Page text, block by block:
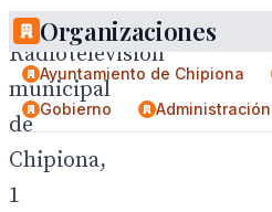
Radiotelevisión
municipal
de
Chipiona,
1
Organizaciones
Ayuntamiento de Chipiona
Gobierno
Administración